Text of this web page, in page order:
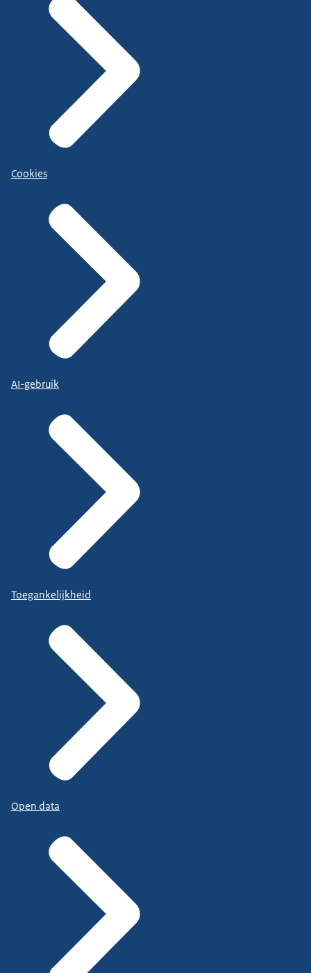
Cookies
AI-gebruik
Toegankelijkheid
Open data